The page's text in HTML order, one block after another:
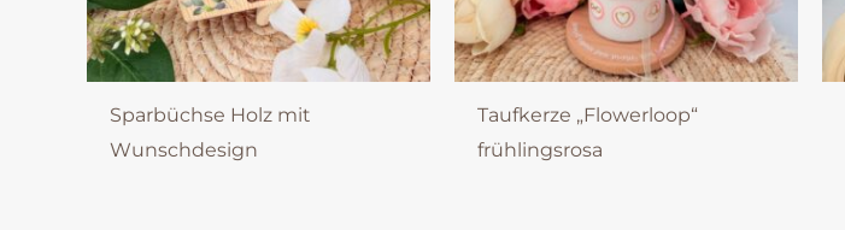
Sparbüchse Holz mit
Wunschdesign
Taufkerze „Flowerloop“
frühlingsrosa